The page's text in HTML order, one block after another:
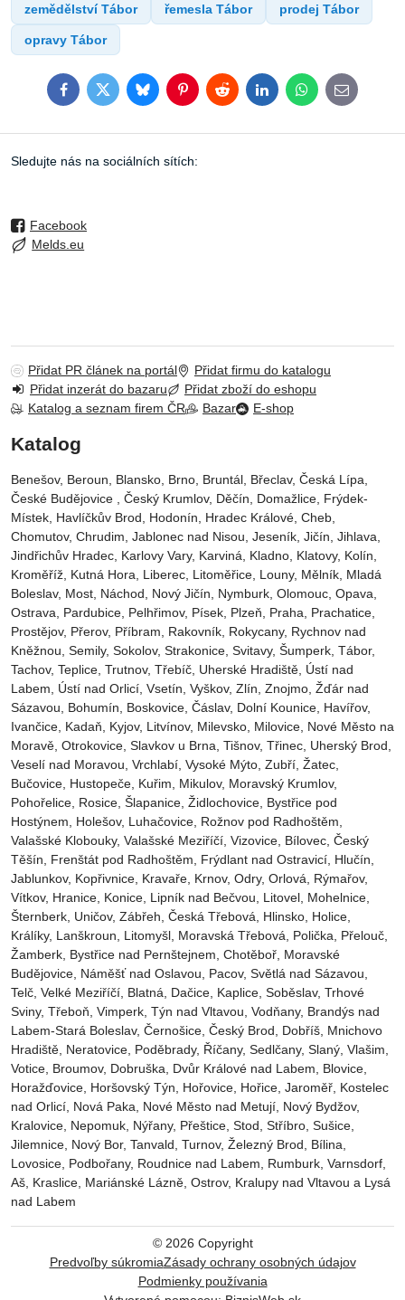
zemědělství Tábor řemesla Tábor prodej Tábor
opravy Tábor
FacebookTwitterBlueskyPinterestRedditLinkedInWhatsApp
E-
mail
Sledujte nás na sociálních sítích:
Facebook
Melds.eu
Přidat PR článek na portál
Přidat firmu do katalogu
Přidat inzerát do bazaru
Přidat zboží do eshopu
Katalog a seznam firem ČR
Bazar E-shop
Katalog
Benešov, Beroun, Blansko, Brno, Bruntál, Břeclav, Česká Lípa‎,
České Budějovice‎ , Český Krumlov‎, Děčín‎, Domažlice‎, Frýdek-
Místek‎, Havlíčkův Brod‎, Hodonín, Hradec Králové‎, Cheb‎,
Chomutov‎, Chrudim‎, Jablonec nad Nisou‎, Jeseník‎, Jičín‎, Jihlava,
Jindřichův Hradec‎, Karlovy Vary‎, Karviná‎, Kladno‎, Klatovy‎, Kolín‎,
Kroměříž‎, Kutná Hora‎, Liberec‎, Litoměřice‎, Louny‎, Mělník‎, Mladá
Boleslav‎, Most‎, Náchod‎, Nový Jičín‎, Nymburk‎, Olomouc‎, Opava,
Ostrava‎, Pardubice‎, Pelhřimov‎, Písek‎‎, Plzeň‎‎‎, Praha‎, Prachatice‎,
Prostějov‎, Přerov‎, Příbram‎, Rakovník‎, Rokycany, Rychnov nad
Kněžnou, Semily‎, Sokolov‎, Strakonice, Svitavy, Šumperk, Tábor,
Tachov, Teplice, Trutnov‎, Třebíč, Uherské Hradiště, Ústí nad
Labem‎, Ústí nad Orlicí‎, Vsetín, Vyškov, Zlín, Znojmo, Žďár nad
Sázavou, Bohumín, Boskovice‎, Čáslav‎, Dolní Kounice‎, Havířov‎,
Ivančice‎, Kadaň, Kyjov, Litvínov‎, Milevsko‎, Milovice‎, Nové Město na
Moravě‎, Otrokovice‎‎, Slavkov u Brna‎, Tišnov‎, Třinec‎, Uherský Brod‎,
Veselí nad Moravou‎, Vrchlabí‎, Vysoké Mýto‎, Zubří‎, Žatec‎,
Bučovice, Hustopeče, Kuřim, Mikulov, Moravský Krumlov,
Pohořelice, Rosice, Šlapanice, Židlochovice, Bystřice pod
Hostýnem, Holešov, Luhačovice, Rožnov pod Radhoštěm,
Valašské Klobouky, Valašské Meziříčí, Vizovice, Bílovec, Český
Těšín, Frenštát pod Radhoštěm, Frýdlant nad Ostravicí, Hlučín,
Jablunkov, Kopřivnice, Kravaře, Krnov, Odry, Orlová, Rýmařov,
Vítkov, Hranice, Konice, Lipník nad Bečvou, Litovel, Mohelnice,
Šternberk, Uničov, Zábřeh, Česká Třebová, Hlinsko, Holice,
Králíky, Lanškroun, Litomyšl, Moravská Třebová, Polička, Přelouč,
Žamberk, Bystřice nad Pernštejnem, Chotěboř, Moravské
Budějovice, Náměšť nad Oslavou, Pacov, Světlá nad Sázavou,
Telč, Velké Meziříčí, Blatná, Dačice, Kaplice, Soběslav, Trhové
Sviny, Třeboň, Vimperk, Týn nad Vltavou, Vodňany, Brandýs nad
Labem-Stará Boleslav, Černošice, Český Brod, Dobříš, Mnichovo
Hradiště, Neratovice, Poděbrady, Říčany, Sedlčany, Slaný, Vlašim,
Votice, Broumov, Dobruška, Dvůr Králové nad Labem, Blovice,
Horažďovice, Horšovský Týn, Hořovice, Hořice, Jaroměř, Kostelec
nad Orlicí, Nová Paka, Nové Město nad Metují, Nový Bydžov,
Kralovice, Nepomuk, Nýřany, Přeštice, Stod, Stříbro, Sušice,
Jilemnice, Nový Bor, Tanvald, Turnov, Železný Brod, Bílina,
Lovosice, Podbořany, Roudnice nad Labem, Rumburk, Varnsdorf,
Aš, Kraslice, Mariánské Lázně, Ostrov, Kralupy nad Vltavou a Lysá
nad Labem
© 2026 Copyright
Predvoľby súkromiaZásady ochrany osobných údajov
Podmienky používania